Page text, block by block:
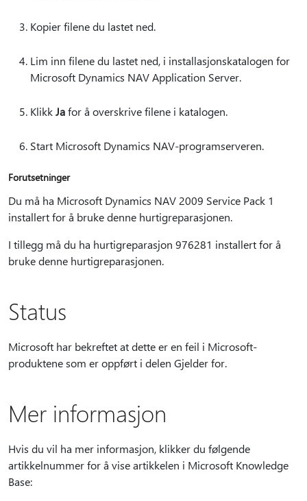
Kopier filene du lastet ned.
Lim inn filene du lastet ned, i installasjonskatalogen for
Microsoft Dynamics NAV Application Server.
KlikkJafor å overskrive filene i katalogen.
Start Microsoft Dynamics NAV-programserveren.
Forutsetninger
Du må ha Microsoft Dynamics NAV 2009 Service Pack 1
installert for å bruke denne hurtigreparasjonen.
I tillegg må du ha hurtigreparasjon 976281 installert for å
bruke denne hurtigreparasjonen.
Status
Microsoft har bekreftet at dette er en feil i Microsoft-
produktene som er oppført i delen Gjelder for.
Mer informasjon
Hvis du vil ha mer informasjon, klikker du følgende
artikkelnummer for å vise artikkelen i Microsoft Knowledge
Base: